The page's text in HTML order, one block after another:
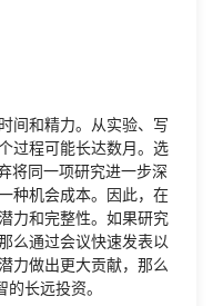
间和精力。从实验、写
过程可能长达数月。选
将同一项研究进一步深
种机会成本。因此，在
力和完整性。如果研究
么通过会议快速发表以
力做出更大贡献，那么
长远投资。